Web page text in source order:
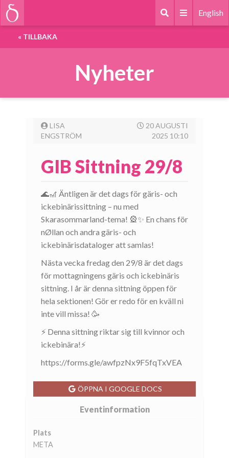
English
« TILLBAKA
Nyheter
LISA
ENGSTRÖM
20 AUGUSTI
2025 10:10
GIB Sittning 29/8
🌊🎢 Äntligen är det dags för gäris- och
ickebinärissittning – nu med
Skarasommarland-tema! 🎡✨ En chans för
nØllan och andra gäris- och
ickebinärisdataloger att samlas!
Nästa vecka fredag den 29/8 är det dags
för mottagningens gäris och ickebinäris
sittning. I år är denna sittning öppen för
hela sektionen! Gör er redo för en kväll ni
inte vill missa! 🥳
⚡ Denna sittning riktar sig till kvinnor och
ickebinära!⚡
https://forms.gle/awfpzNx9F5fqTxVEA
ÖPPNA I GOOGLE DOCS
Eventinformation
Plats
META